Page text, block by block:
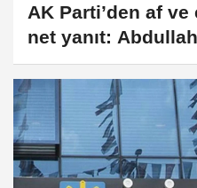
AK Parti’den af
net yanıt: